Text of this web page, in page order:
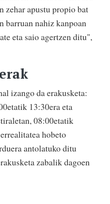
zehar apustu propio bat
barruan nahiz kanpoan
eta saio agertzen ditu",
izango da erakusketa:
13:30era eta
08:00etatik
hobeto
antolatuko ditu
zabalik dagoen